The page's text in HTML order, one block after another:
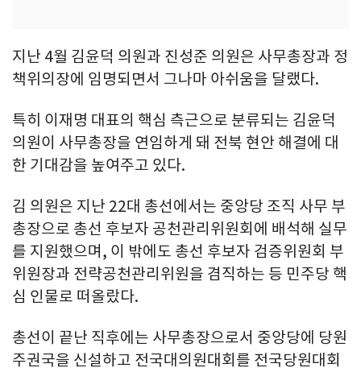
지난 4월 김윤덕 의원과 진성준 의원은 사무총장과 정
책위의장에 임명되면서 그나마 아쉬움을 달랬다.
특히 이재명 대표의 핵심 측근으로 분류되는 김윤덕
의원이 사무총장을 연임하게 돼 전북 현안 해결에 대
한 기대감을 높여주고 있다.
김 의원은 지난 22대 총선에서는 중앙당 조직 사무 부
총장으로 총선 후보자 공천관리위원회에 배석해 실무
를 지원했으며, 이 밖에도 총선 후보자 검증위원회 부
위원장과 전략공천관리위원을 겸직하는 등 민주당 핵
심 인물로 떠올랐다.
총선이 끝난 직후에는 사무총장으로서 중앙당에 당원
주권국을 신설하고 전국대의원대회를 전국당원대회